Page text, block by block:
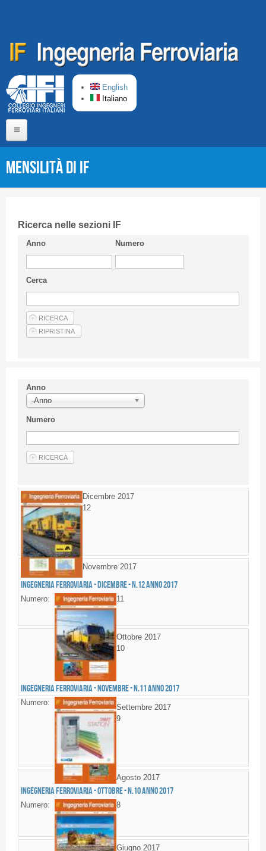
English
Italiano
CIFI in breve
Linee Guida
Privacy Policy
Articoli
Mensilità di IF
Ricerca nelle sezioni IF
Anno Numero
Cerca
Anno
-Anno
Numero
Ingegneria Ferroviaria - DICEMBRE - n.12 anno 2017
Dicembre 2017
Numero:
12
Ingegneria Ferroviaria - NOVEMBRE - n.11 anno 2017
Novembre 2017
Numero:
11
Ingegneria Ferroviaria - OTTOBRE - n.10 anno 2017
Ottobre 2017
Numero:
10
Settembre 2017
9
Agosto 2017
8
Giugno 2017